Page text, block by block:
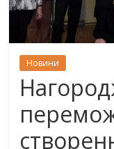
Новини